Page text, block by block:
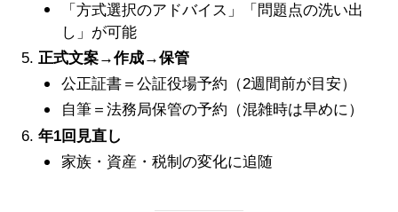
「方式選択のアドバイス」「問題点の洗い出
し」が可能
正式文案→作成→保管
公正証書＝公証役場予約（2週間前が目安）
自筆＝法務局保管の予約（混雑時は早めに）
年1回見直し
家族・資産・税制の変化に追随